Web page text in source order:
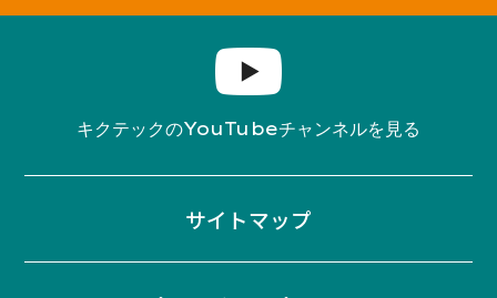
キクテックのYouTubeチャンネルを見る
サイトマップ